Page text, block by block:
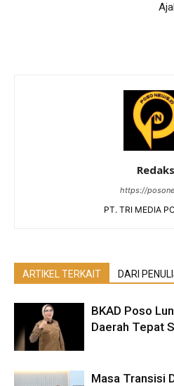
https://
PT. TRI MEDIA
ARTIKEL TERKAIT DARI
BKAD Poso
Daerah Tepat
Masa Transisi